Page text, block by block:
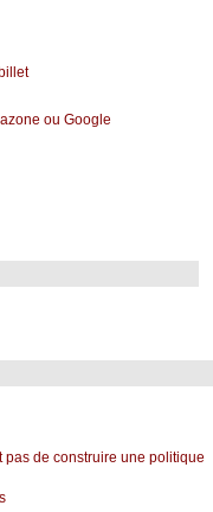
ou Google
de construire une politique